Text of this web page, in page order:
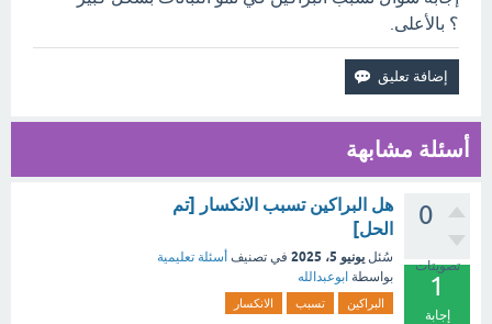
؟ بالأعلى.
أسئلة مشابهة
0
تصويتات
1
إجابة
هل البراكين تسبب الانكسار [تم
الحل]
سُئل يونيو 5، 2025 في تصنيف أسئلة تعليمية
بواسطة ابوعبدالله
البراكين تسبب الانكسار